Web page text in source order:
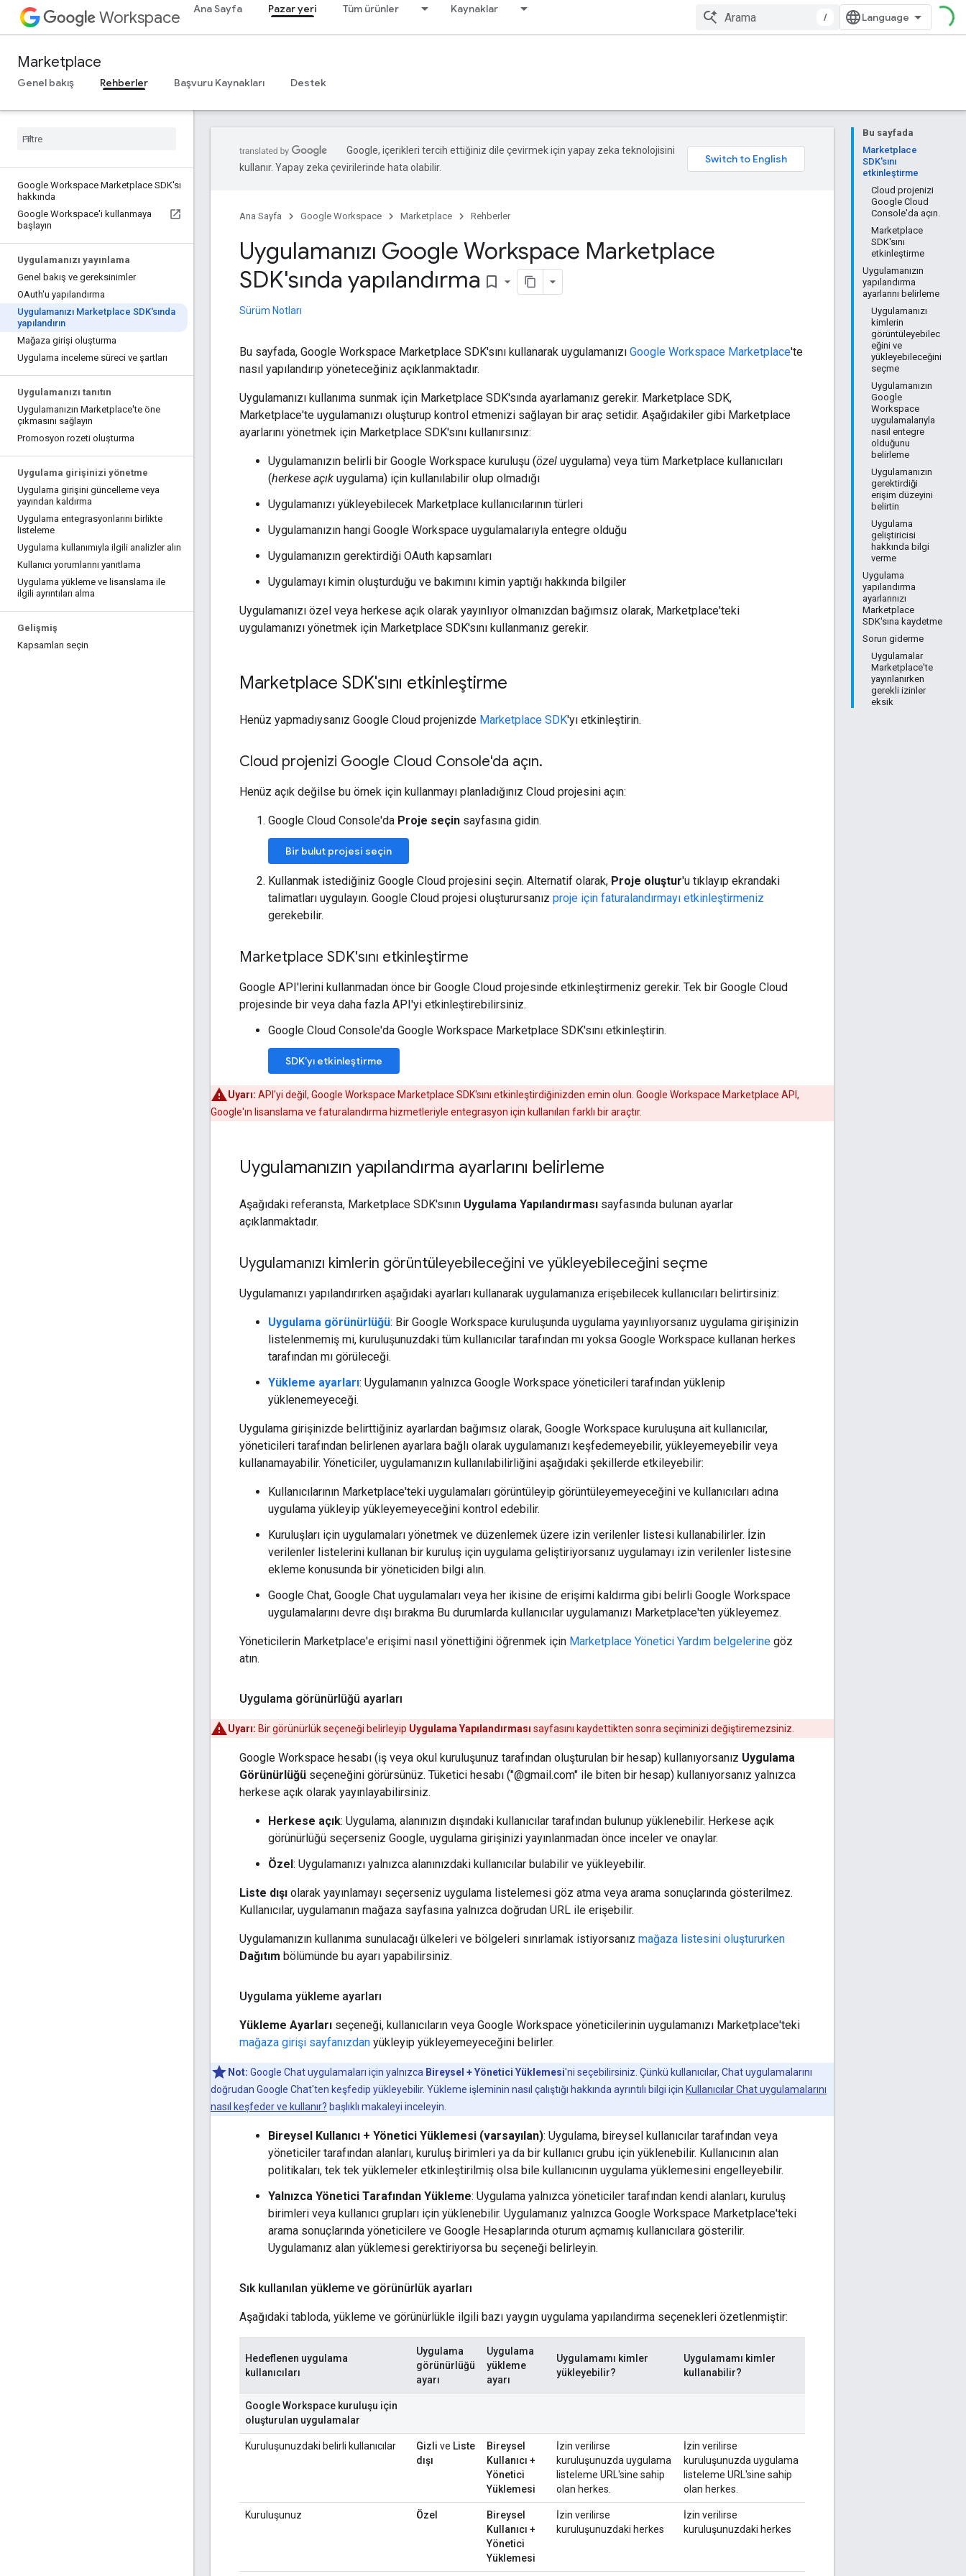
Workspace Ana Sayfa Pazar yeri Tüm ürünler Kaynaklar
/
Marketplace
Genel bakış Rehberler Başvuru Kaynakları Destek
Google Workspace Marketplace SDK'sı
hakkında
Google Workspace'i kullanmaya
başlayın
Uygulamanızı yayınlama
Genel bakış ve gereksinimler
OAuth'u yapılandırma
Uygulamanızı Marketplace SDK'sında
yapılandırın
Mağaza girişi oluşturma
Uygulama inceleme süreci ve şartları
Uygulamanızı tanıtın
Uygulamanızın Marketplace'te öne
çıkmasını sağlayın
Promosyon rozeti oluşturma
Uygulama girişinizi yönetme
Uygulama girişini güncelleme veya
yayından kaldırma
Uygulama entegrasyonlarını birlikte
listeleme
Uygulama kullanımıyla ilgili analizler alın
Kullanıcı yorumlarını yanıtlama
Uygulama yükleme ve lisanslama ile
ilgili ayrıntıları alma
Gelişmiş
Kapsamları seçin
Bu sayfada
Marketplace
SDK'sını
etkinleştirme
Cloud projenizi
Google Cloud
Console'da açın.
Marketplace
SDK'sını
etkinleştirme
Uygulamanızın
yapılandırma
ayarlarını belirleme
Uygulamanızı
kimlerin
görüntüleyebilec
eğini ve
yükleyebileceğini
seçme
Uygulamanızın
Google
Workspace
uygulamalarıyla
nasıl entegre
olduğunu
belirleme
Uygulamanızın
gerektirdiği
erişim düzeyini
belirtin
Uygulama
geliştiricisi
hakkında bilgi
verme
Uygulama
yapılandırma
ayarlarınızı
Marketplace
SDK'sına kaydetme
Sorun giderme
Uygulamalar
Marketplace'te
yayınlanırken
gerekli izinler
eksik
Google, içerikleri tercih ettiğiniz dile çevirmek için yapay zeka teknolojisini
kullanır. Yapay zeka çevirilerinde hata olabilir.
Ana Sayfa Google Workspace Marketplace Rehberler
Uygulamanızı Google Workspace Marketplace
SDK'sında yapılandırma bookmark_border
Sürüm Notları
Bu sayfada, Google Workspace Marketplace SDK'sını kullanarak uygulamanızı Google Workspace Marketplace'te
nasıl yapılandırıp yöneteceğiniz açıklanmaktadır.
Uygulamanızı kullanıma sunmak için Marketplace SDK'sında ayarlamanız gerekir. Marketplace SDK,
Marketplace'te uygulamanızı oluşturup kontrol etmenizi sağlayan bir araç setidir. Aşağıdakiler gibi Marketplace
ayarlarını yönetmek için Marketplace SDK'sını kullanırsınız:
Uygulamanızın belirli bir Google Workspace kuruluşu (özel uygulama) veya tüm Marketplace kullanıcıları
(herkese açık uygulama) için kullanılabilir olup olmadığı
Uygulamanızı yükleyebilecek Marketplace kullanıcılarının türleri
Uygulamanızın hangi Google Workspace uygulamalarıyla entegre olduğu
Uygulamanızın gerektirdiği OAuth kapsamları
Uygulamayı kimin oluşturduğu ve bakımını kimin yaptığı hakkında bilgiler
Uygulamanızı özel veya herkese açık olarak yayınlıyor olmanızdan bağımsız olarak, Marketplace'teki
uygulamanızı yönetmek için Marketplace SDK'sını kullanmanız gerekir.
Marketplace SDK'sını etkinleştirme
Henüz yapmadıysanız Google Cloud projenizde Marketplace SDK'yı etkinleştirin.
Cloud projenizi Google Cloud Console'da açın.
Henüz açık değilse bu örnek için kullanmayı planladığınız Cloud projesini açın:
Google Cloud Console'da Proje seçin sayfasına gidin.
Bir bulut projesi seçin
Kullanmak istediğiniz Google Cloud projesini seçin. Alternatif olarak, Proje oluştur'u tıklayıp ekrandaki
talimatları uygulayın. Google Cloud projesi oluşturursanız proje için faturalandırmayı etkinleştirmeniz
gerekebilir.
Marketplace SDK'sını etkinleştirme
Google API'lerini kullanmadan önce bir Google Cloud projesinde etkinleştirmeniz gerekir. Tek bir Google Cloud
projesinde bir veya daha fazla API'yi etkinleştirebilirsiniz.
Google Cloud Console'da Google Workspace Marketplace SDK'sını etkinleştirin.
SDK'yı etkinleştirme
Uyarı: API'yi değil, Google Workspace Marketplace SDK'sını etkinleştirdiğinizden emin olun. Google Workspace Marketplace API,
Google'ın lisanslama ve faturalandırma hizmetleriyle entegrasyon için kullanılan farklı bir araçtır.
Uygulamanızın yapılandırma ayarlarını belirleme
Aşağıdaki referansta, Marketplace SDK'sının Uygulama Yapılandırması sayfasında bulunan ayarlar
açıklanmaktadır.
Uygulamanızı kimlerin görüntüleyebileceğini ve yükleyebileceğini seçme
Uygulamanızı yapılandırırken aşağıdaki ayarları kullanarak uygulamanıza erişebilecek kullanıcıları belirtirsiniz:
Uygulama görünürlüğü: Bir Google Workspace kuruluşunda uygulama yayınlıyorsanız uygulama girişinizin
listelenmemiş mi, kuruluşunuzdaki tüm kullanıcılar tarafından mı yoksa Google Workspace kullanan herkes
tarafından mı görüleceği.
Yükleme ayarları: Uygulamanın yalnızca Google Workspace yöneticileri tarafından yüklenip
yüklenemeyeceği.
Uygulama girişinizde belirttiğiniz ayarlardan bağımsız olarak, Google Workspace kuruluşuna ait kullanıcılar,
yöneticileri tarafından belirlenen ayarlara bağlı olarak uygulamanızı keşfedemeyebilir, yükleyemeyebilir veya
kullanamayabilir. Yöneticiler, uygulamanızın kullanılabilirliğini aşağıdaki şekillerde etkileyebilir:
Kullanıcılarının Marketplace'teki uygulamaları görüntüleyip görüntüleyemeyeceğini ve kullanıcıları adına
uygulama yükleyip yükleyemeyeceğini kontrol edebilir.
Kuruluşları için uygulamaları yönetmek ve düzenlemek üzere izin verilenler listesi kullanabilirler. İzin
verilenler listelerini kullanan bir kuruluş için uygulama geliştiriyorsanız uygulamayı izin verilenler listesine
ekleme konusunda bir yöneticiden bilgi alın.
Google Chat, Google Chat uygulamaları veya her ikisine de erişimi kaldırma gibi belirli Google Workspace
uygulamalarını devre dışı bırakma Bu durumlarda kullanıcılar uygulamanızı Marketplace'ten yükleyemez.
Yöneticilerin Marketplace'e erişimi nasıl yönettiğini öğrenmek için Marketplace Yönetici Yardım belgelerine göz
atın.
Uygulama görünürlüğü ayarları
Uyarı: Bir görünürlük seçeneği belirleyip Uygulama Yapılandırması sayfasını kaydettikten sonra seçiminizi değiştiremezsiniz.
Google Workspace hesabı (iş veya okul kuruluşunuz tarafından oluşturulan bir hesap) kullanıyorsanız Uygulama
Görünürlüğü seçeneğini görürsünüz. Tüketici hesabı ("@gmail.com" ile biten bir hesap) kullanıyorsanız yalnızca
herkese açık olarak yayınlayabilirsiniz.
Herkese açık: Uygulama, alanınızın dışındaki kullanıcılar tarafından bulunup yüklenebilir. Herkese açık
görünürlüğü seçerseniz Google, uygulama girişinizi yayınlanmadan önce inceler ve onaylar.
Özel: Uygulamanızı yalnızca alanınızdaki kullanıcılar bulabilir ve yükleyebilir.
Liste dışı olarak yayınlamayı seçerseniz uygulama listelemesi göz atma veya arama sonuçlarında gösterilmez.
Kullanıcılar, uygulamanın mağaza sayfasına yalnızca doğrudan URL ile erişebilir.
Uygulamanızın kullanıma sunulacağı ülkeleri ve bölgeleri sınırlamak istiyorsanız mağaza listesini oluştururken
Dağıtım bölümünde bu ayarı yapabilirsiniz.
Uygulama yükleme ayarları
Yükleme Ayarları seçeneği, kullanıcıların veya Google Workspace yöneticilerinin uygulamanızı Marketplace'teki
mağaza girişi sayfanızdan yükleyip yükleyemeyeceğini belirler.
Not: Google Chat uygulamaları için yalnızca Bireysel + Yönetici Yüklemesi'ni seçebilirsiniz. Çünkü kullanıcılar, Chat uygulamalarını
doğrudan Google Chat'ten keşfedip yükleyebilir. Yükleme işleminin nasıl çalıştığı hakkında ayrıntılı bilgi için Kullanıcılar Chat uygulamalarını
nasıl keşfeder ve kullanır? başlıklı makaleyi inceleyin.
Bireysel Kullanıcı + Yönetici Yüklemesi (varsayılan): Uygulama, bireysel kullanıcılar tarafından veya
yöneticiler tarafından alanları, kuruluş birimleri ya da bir kullanıcı grubu için yüklenebilir. Kullanıcının alan
politikaları, tek tek yüklemeler etkinleştirilmiş olsa bile kullanıcının uygulama yüklemesini engelleyebilir.
Yalnızca Yönetici Tarafından Yükleme: Uygulama yalnızca yöneticiler tarafından kendi alanları, kuruluş
birimleri veya kullanıcı grupları için yüklenebilir. Uygulamanız yalnızca Google Workspace Marketplace'teki
arama sonuçlarında yöneticilere ve Google Hesaplarında oturum açmamış kullanıcılara gösterilir.
Uygulamanız alan yüklemesi gerektiriyorsa bu seçeneği belirleyin.
Sık kullanılan yükleme ve görünürlük ayarları
Aşağıdaki tabloda, yükleme ve görünürlükle ilgili bazı yaygın uygulama yapılandırma seçenekleri özetlenmiştir:
Hedeflenen uygulama
kullanıcıları
Uygulama
görünürlüğü
ayarı
Uygulama
yükleme
ayarı
Uygulamamı kimler
yükleyebilir?
Uygulamamı kimler
kullanabilir?
Google Workspace kuruluşu için
oluşturulan uygulamalar
Kuruluşunuzdaki belirli kullanıcılar Gizli ve Liste
dışı
Bireysel
Kullanıcı +
Yönetici
Yüklemesi
İzin verilirse
kuruluşunuzda uygulama
listeleme URL'sine sahip
olan herkes.
İzin verilirse
kuruluşunuzda uygulama
listeleme URL'sine sahip
olan herkes.
Kuruluşunuz Özel
Bireysel
Kullanıcı +
Yönetici
Yüklemesi
İzin verilirse
kuruluşunuzdaki herkes
İzin verilirse
kuruluşunuzdaki herkes